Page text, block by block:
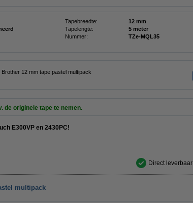
Tapebreedte:
12 mm
Tapelengte:
5 meter
Nummer:
TZe-MQL35
12 mm tape pastel multipack
de originele tape te nemen.
E300VP en 2430PC!
Direct leverbaar
multipack